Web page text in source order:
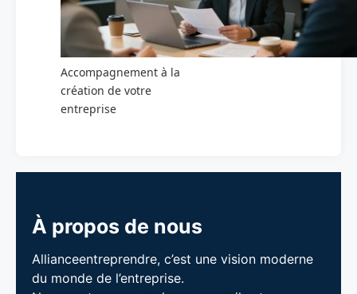
Accompagnement à la
création de votre
entreprise
À propos de nous
Allianceentreprendre, c’est une vision moderne
du monde de l’entreprise.